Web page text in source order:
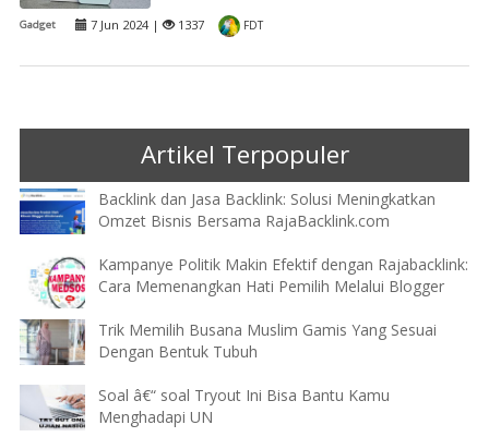
Gadget 7 Jun 2024 | 1337 FDT
Artikel Terpopuler
Backlink dan Jasa Backlink: Solusi Meningkatkan
Omzet Bisnis Bersama RajaBacklink.com
Kampanye Politik Makin Efektif dengan Rajabacklink:
Cara Memenangkan Hati Pemilih Melalui Blogger
Trik Memilih Busana Muslim Gamis Yang Sesuai
Dengan Bentuk Tubuh
Soal â€“ soal Tryout Ini Bisa Bantu Kamu
Menghadapi UN